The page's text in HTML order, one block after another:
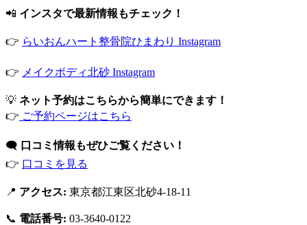
📲 インスタで最新情報もチェック！
👉 らいおんハート整骨院ひまわり Instagram
👉 メイクボディ北砂 Instagram
💡 ネット予約はこちらから簡単にできます！
👉 ご予約ページはこちら
🗨️ 口コミ情報もぜひご覧ください！
👉 口コミを見る
📍 アクセス: 東京都江東区北砂4-18-11
📞 電話番号: 03-3640-0122